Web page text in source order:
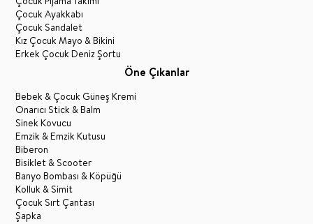
Çocuk Ayakkabı
Çocuk Sandalet
Kız Çocuk Mayo & Bikini
Erkek Çocuk Deniz Şortu
Öne Çıkanlar
Bebek & Çocuk Güneş Kremi
Onarıcı Stick & Balm
Sinek Kovucu
Emzik & Emzik Kutusu
Biberon
Bisiklet & Scooter
Banyo Bombası & Köpüğü
Kolluk & Simit
Çocuk Sırt Çantası
Şapka